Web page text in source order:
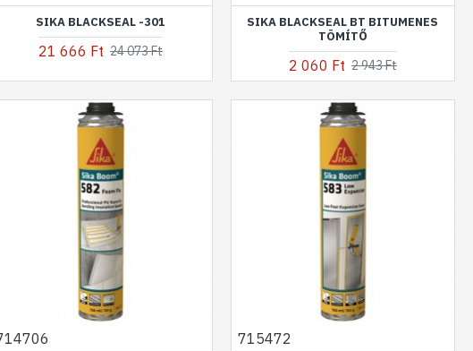
SIKA BLACKSEAL -301
21 666 Ft 24 073 Ft
SIKA BLACKSEAL BT BITUMENES
TÖMÍTŐ
2 060 Ft 2 943 Ft
715472